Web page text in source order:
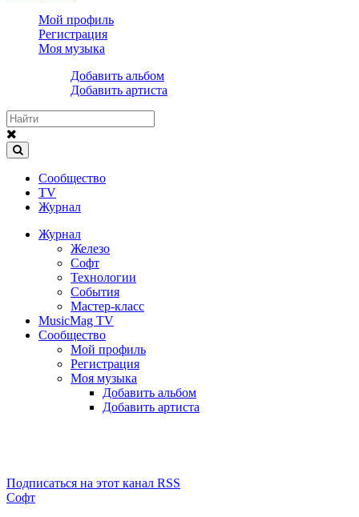
Мой профиль
Регистрация
Моя музыка
Добавить альбом
Добавить артиста
Сообщество
TV
Журнал
Журнал
Железо
Софт
Технологии
События
Мастер-класс
MusicMag TV
Сообщество
Мой профиль
Регистрация
Моя музыка
Добавить альбом
Добавить артиста
Подписаться на этот канал RSS
Софт